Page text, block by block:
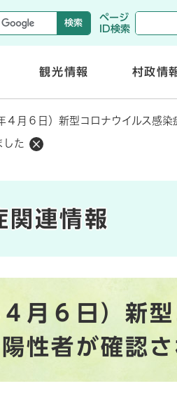
して本文へ
ページ
ID検索
観光情報 村政情
く
４月６日）新型コロナウイルス感
した
関連情報
４月６日）新
性者が確認